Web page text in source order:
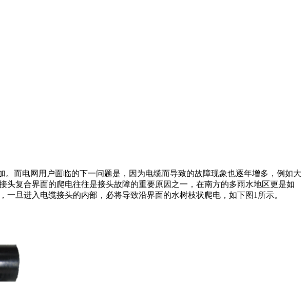
而电网用户面临的下一问题是，因为电缆而导致的故障现象也逐年增多，例如大
复合界面的爬电往往是接头故障的重要原因之一，在南方的多雨水地区更是如
旦进入电缆接头的内部，必将导致沿界面的水树枝状爬电，如下图1所示。